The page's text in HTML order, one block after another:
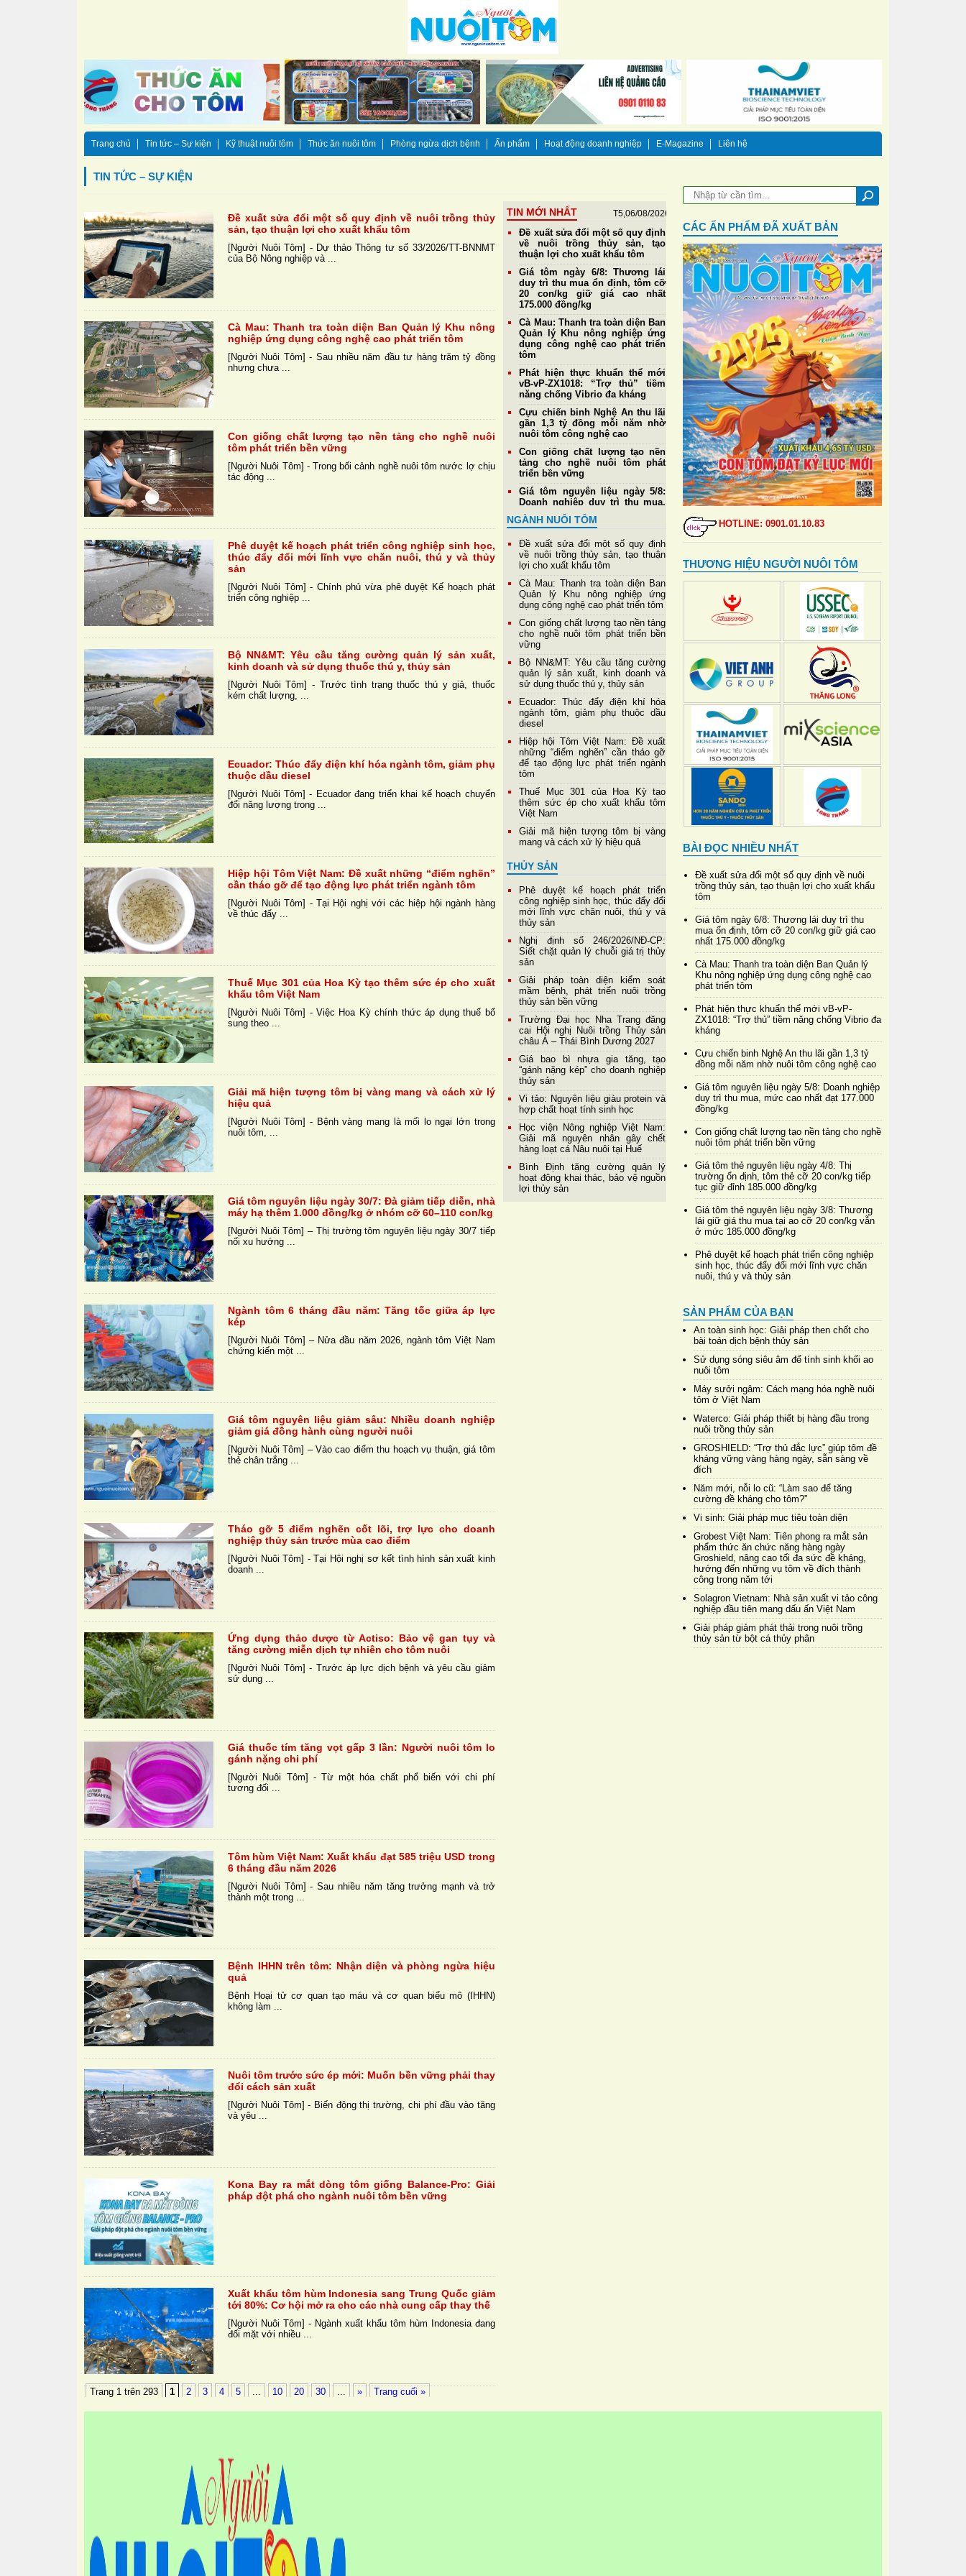
Trang chủ Tin tức – Sự kiện Kỹ thuật nuôi tôm Thức ăn nuôi tôm Phòng ngừa dịch bệnh Ấn phẩm Hoạt động doanh nghiệp E-Magazine Liên hệ
TIN TỨC – SỰ KIỆN
Đề xuất sửa đổi một số quy định về nuôi trồng thủy
sản, tạo thuận lợi cho xuất khẩu tôm
[Người Nuôi Tôm] - Dự thảo Thông tư số 33/2026/TT-BNNMT
của Bộ Nông nghiệp và ...
Cà Mau: Thanh tra toàn diện Ban Quản lý Khu nông
nghiệp ứng dụng công nghệ cao phát triển tôm
[Người Nuôi Tôm] - Sau nhiều năm đầu tư hàng trăm tỷ đồng
nhưng chưa ...
Con giống chất lượng tạo nền tảng cho nghề nuôi
tôm phát triển bền vững
[Người Nuôi Tôm] - Trong bối cảnh nghề nuôi tôm nước lợ chịu
tác động ...
Phê duyệt kế hoạch phát triển công nghiệp sinh học,
thúc đẩy đổi mới lĩnh vực chăn nuôi, thú y và thủy
sản
[Người Nuôi Tôm] - Chính phủ vừa phê duyệt Kế hoạch phát
triển công nghiệp ...
Bộ NN&MT: Yêu cầu tăng cường quản lý sản xuất,
kinh doanh và sử dụng thuốc thú y, thủy sản
[Người Nuôi Tôm] - Trước tình trạng thuốc thú y giả, thuốc
kém chất lượng, ...
Ecuador: Thúc đẩy điện khí hóa ngành tôm, giảm phụ
thuộc dầu diesel
[Người Nuôi Tôm] - Ecuador đang triển khai kế hoạch chuyển
đổi năng lượng trong ...
Hiệp hội Tôm Việt Nam: Đề xuất những “điểm nghẽn”
cần tháo gỡ để tạo động lực phát triển ngành tôm
[Người Nuôi Tôm] - Tại Hội nghị với các hiệp hội ngành hàng
về thúc đẩy ...
Thuế Mục 301 của Hoa Kỳ tạo thêm sức ép cho xuất
khẩu tôm Việt Nam
[Người Nuôi Tôm] - Việc Hoa Kỳ chính thức áp dụng thuế bổ
sung theo ...
Giải mã hiện tượng tôm bị vàng mang và cách xử lý
hiệu quả
[Người Nuôi Tôm] - Bệnh vàng mang là mối lo ngại lớn trong
nuôi tôm, ...
Giá tôm nguyên liệu ngày 30/7: Đà giảm tiếp diễn, nhà
máy hạ thêm 1.000 đồng/kg ở nhóm cỡ 60–110 con/kg
[Người Nuôi Tôm] – Thị trường tôm nguyên liệu ngày 30/7 tiếp
nối xu hướng ...
Ngành tôm 6 tháng đầu năm: Tăng tốc giữa áp lực
kép
[Người Nuôi Tôm] – Nửa đầu năm 2026, ngành tôm Việt Nam
chứng kiến một ...
Giá tôm nguyên liệu giảm sâu: Nhiều doanh nghiệp
giảm giá đồng hành cùng người nuôi
[Người Nuôi Tôm] – Vào cao điểm thu hoạch vụ thuận, giá tôm
thẻ chân trắng ...
Tháo gỡ 5 điểm nghẽn cốt lõi, trợ lực cho doanh
nghiệp thủy sản trước mùa cao điểm
[Người Nuôi Tôm] - Tại Hội nghị sơ kết tình hình sản xuất kinh
doanh ...
Ứng dụng thảo dược từ Actiso: Bảo vệ gan tụy và
tăng cường miễn dịch tự nhiên cho tôm nuôi
[Người Nuôi Tôm] - Trước áp lực dịch bệnh và yêu cầu giảm
sử dụng ...
Giá thuốc tím tăng vọt gấp 3 lần: Người nuôi tôm lo
gánh nặng chi phí
[Người Nuôi Tôm] - Từ một hóa chất phổ biến với chi phí
tương đối ...
Tôm hùm Việt Nam: Xuất khẩu đạt 585 triệu USD trong
6 tháng đầu năm 2026
[Người Nuôi Tôm] - Sau nhiều năm tăng trưởng mạnh và trở
thành một trong ...
Bệnh IHHN trên tôm: Nhận diện và phòng ngừa hiệu
quả
Bệnh Hoại tử cơ quan tạo máu và cơ quan biểu mô (IHHN)
không làm ...
Nuôi tôm trước sức ép mới: Muốn bền vững phải thay
đổi cách sản xuất
[Người Nuôi Tôm] - Biến động thị trường, chi phí đầu vào tăng
và yêu ...
Kona Bay ra mắt dòng tôm giống Balance-Pro: Giải
pháp đột phá cho ngành nuôi tôm bền vững
Xuất khẩu tôm hùm Indonesia sang Trung Quốc giảm
tới 80%: Cơ hội mở ra cho các nhà cung cấp thay thế
[Người Nuôi Tôm] - Ngành xuất khẩu tôm hùm Indonesia đang
đối mặt với nhiều ...
Trang 1 trên 293 1 2 3 4 5 ... 10 20 30 ... » Trang cuối »
TIN MỚI NHẤT T5,06/08/2026
Đề xuất sửa đổi một số quy định
về nuôi trồng thủy sản, tạo
thuận lợi cho xuất khẩu tôm
Giá tôm ngày 6/8: Thương lái
duy trì thu mua ổn định, tôm cỡ
20 con/kg giữ giá cao nhất
175.000 đồng/kg
Cà Mau: Thanh tra toàn diện Ban
Quản lý Khu nông nghiệp ứng
dụng công nghệ cao phát triển
tôm
Phát hiện thực khuẩn thể mới
vB-vP-ZX1018: “Trợ thủ” tiềm
năng chống Vibrio đa kháng
Cựu chiến binh Nghệ An thu lãi
gần 1,3 tỷ đồng mỗi năm nhờ
nuôi tôm công nghệ cao
Con giống chất lượng tạo nền
tảng cho nghề nuôi tôm phát
triển bền vững
Giá tôm nguyên liệu ngày 5/8:
Doanh nghiệp duy trì thu mua,
mức cao nhất đạt 177.000
đồng/kg
Giá tôm thẻ nguyên liệu ngày
4/8: Thị trường ổn định, tôm thẻ
cỡ 20 con/kg tiếp tục giữ đỉnh
185.000 đồng/kg
Hệ tiêu hoá và khả năng tự vệ
của tôm thẻ chân trắng
Giá tôm thẻ nguyên liệu ngày
3/8: Thương lái giữ giá thu mua
tại ao cỡ 20 con/kg vẫn ở mức
185.000 đồng/kg
NGÀNH NUÔI TÔM
Đề xuất sửa đổi một số quy định
về nuôi trồng thủy sản, tạo thuận
lợi cho xuất khẩu tôm
Cà Mau: Thanh tra toàn diện Ban
Quản lý Khu nông nghiệp ứng
dụng công nghệ cao phát triển tôm
Con giống chất lượng tạo nền tảng
cho nghề nuôi tôm phát triển bền
vững
Bộ NN&MT: Yêu cầu tăng cường
quản lý sản xuất, kinh doanh và
sử dụng thuốc thú y, thủy sản
Ecuador: Thúc đẩy điện khí hóa
ngành tôm, giảm phụ thuộc dầu
diesel
Hiệp hội Tôm Việt Nam: Đề xuất
những “điểm nghẽn” cần tháo gỡ
để tạo động lực phát triển ngành
tôm
Thuế Mục 301 của Hoa Kỳ tạo
thêm sức ép cho xuất khẩu tôm
Việt Nam
Giải mã hiện tượng tôm bị vàng
mang và cách xử lý hiệu quả
THỦY SẢN
Phê duyệt kế hoạch phát triển
công nghiệp sinh học, thúc đẩy đổi
mới lĩnh vực chăn nuôi, thú y và
thủy sản
Nghị định số 246/2026/NĐ-CP:
Siết chặt quản lý chuỗi giá trị thủy
sản
Giải pháp toàn diện kiểm soát
mầm bệnh, phát triển nuôi trồng
thủy sản bền vững
Trường Đại học Nha Trang đăng
cai Hội nghị Nuôi trồng Thủy sản
châu Á – Thái Bình Dương 2027
Giá bao bì nhựa gia tăng, tạo
“gánh nặng kép” cho doanh nghiệp
thủy sản
Vi tảo: Nguyên liệu giàu protein và
hợp chất hoạt tính sinh học
Học viện Nông nghiệp Việt Nam:
Giải mã nguyên nhân gây chết
hàng loạt cá Nâu nuôi tại Huế
Bình Định tăng cường quản lý
hoạt động khai thác, bảo vệ nguồn
lợi thủy sản
CÁC ẤN PHẨM ĐÃ XUẤT BẢN
HOTLINE: 0901.01.10.83
THƯƠNG HIỆU NGƯỜI NUÔI TÔM
BÀI ĐỌC NHIỀU NHẤT
Đề xuất sửa đổi một số quy định về nuôi
trồng thủy sản, tạo thuận lợi cho xuất khẩu
tôm
Giá tôm ngày 6/8: Thương lái duy trì thu
mua ổn định, tôm cỡ 20 con/kg giữ giá cao
nhất 175.000 đồng/kg
Cà Mau: Thanh tra toàn diện Ban Quản lý
Khu nông nghiệp ứng dụng công nghệ cao
phát triển tôm
Phát hiện thực khuẩn thể mới vB-vP-
ZX1018: “Trợ thủ” tiềm năng chống Vibrio đa
kháng
Cựu chiến binh Nghệ An thu lãi gần 1,3 tỷ
đồng mỗi năm nhờ nuôi tôm công nghệ cao
Giá tôm nguyên liệu ngày 5/8: Doanh nghiệp
duy trì thu mua, mức cao nhất đạt 177.000
đồng/kg
Con giống chất lượng tạo nền tảng cho nghề
nuôi tôm phát triển bền vững
Giá tôm thẻ nguyên liệu ngày 4/8: Thị
trường ổn định, tôm thẻ cỡ 20 con/kg tiếp
tục giữ đỉnh 185.000 đồng/kg
Giá tôm thẻ nguyên liệu ngày 3/8: Thương
lái giữ giá thu mua tại ao cỡ 20 con/kg vẫn
ở mức 185.000 đồng/kg
Phê duyệt kế hoạch phát triển công nghiệp
sinh học, thúc đẩy đổi mới lĩnh vực chăn
nuôi, thú y và thủy sản
SẢN PHẨM CỦA BẠN
An toàn sinh học: Giải pháp then chốt cho
bài toán dịch bệnh thủy sản
Sử dụng sóng siêu âm để tính sinh khối ao
nuôi tôm
Máy sưởi ngâm: Cách mạng hóa nghề nuôi
tôm ở Việt Nam
Waterco: Giải pháp thiết bị hàng đầu trong
nuôi trồng thủy sản
GROSHIELD: “Trợ thủ đắc lực” giúp tôm đề
kháng vững vàng hàng ngày, sẵn sàng về
đích
Năm mới, nỗi lo cũ: “Làm sao để tăng
cường đề kháng cho tôm?”
Vi sinh: Giải pháp mục tiêu toàn diện
Grobest Việt Nam: Tiên phong ra mắt sản
phẩm thức ăn chức năng hàng ngày
Groshield, nâng cao tối đa sức đề kháng,
hướng đến những vụ tôm về đích thành
công trong năm tới
Solagron Vietnam: Nhà sản xuất vi tảo công
nghiệp đầu tiên mang dấu ấn Việt Nam
Giải pháp giảm phát thải trong nuôi trồng
thủy sản từ bột cá thủy phân